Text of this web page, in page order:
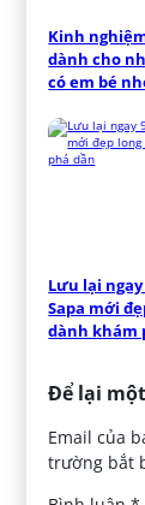
Kinh
dành cho
có em bé
Lưu lại
Sapa mới
dành khám
Để lại
Email của
trường bắt